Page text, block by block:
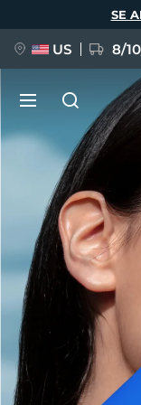
SE
US 8/
NYHET
FAQ™ Pure
BREAKING
issa™ Teeth
Språk
English
Français
Polski
Türkçe